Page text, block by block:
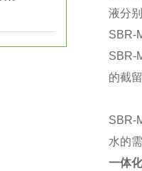
液分
SBR-
SBR-
的截
SBR-
水的
一体